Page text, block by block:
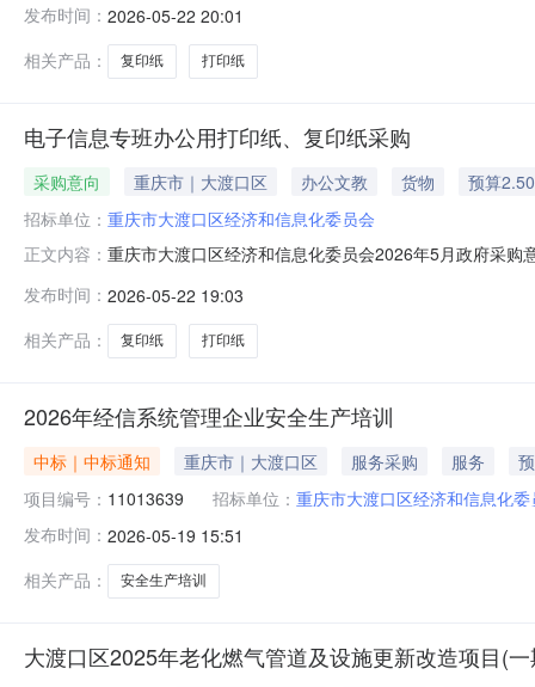
纸；标的数量：1批；标的目标：日常办公所需打印纸、
发布时间： 2026-05-22 20:01
相关产品：
复印纸 打印纸
电子信息专班办公用打印纸、复印纸采购
采购意向 重庆市｜大渡口区 办公文教 货物
预算
招标单位： 重庆市大渡口区经济和信息化委员会
正文内容： 重庆市大渡口区经济和信息化委员会2026年5月政府采
万元(人民币)采购品目：采购需求概况：标的名称：打印
开的采购意向是本单
发布时间： 2026-05-22 19:03
相关产品：
复印纸 打印纸
2026年经信系统管理企业安全生产培训
中标｜中标通知 重庆市｜大渡口区 服务采购 服务
项目编号： 11013639 招标单位： 重庆市大渡口区经济和信息化委
发布时间： 2026-05-19 15:51
相关产品：
安全生产培训
大渡口区2025年老化燃气管道及设施更新改造项目(